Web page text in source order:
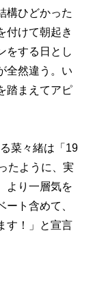
構ひどかった
付けて朝起き
をする日とし
全然違う。い
踏まえてアピ
菜々緒は「19
たように、実
より一層気を
ト含めて、
す！」と宣言